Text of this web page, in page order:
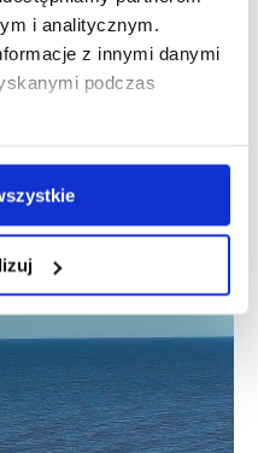
i analitycznym.
z innymi danymi
podczas